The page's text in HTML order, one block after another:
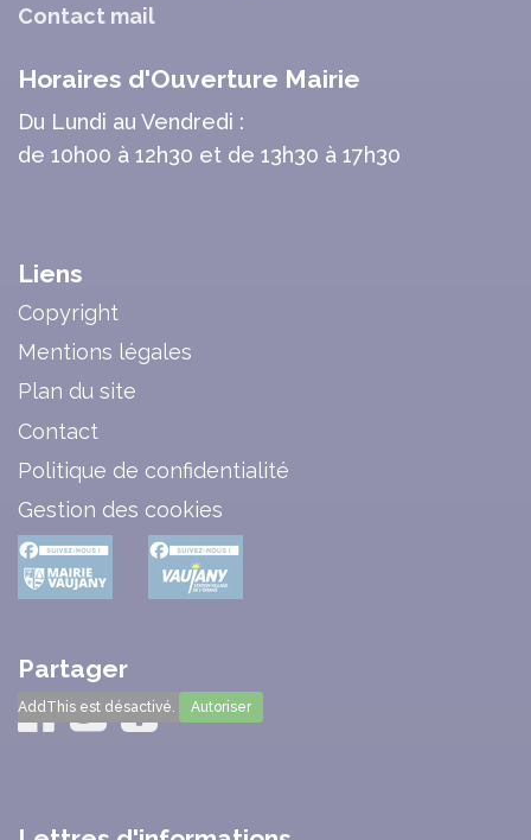
Contact mail
Horaires d'Ouverture Mairie
Du Lundi au Vendredi :
de 10h00 à 12h30 et de 13h30 à 17h30
Liens
Copyright
Mentions légales
Plan du site
Contact
Politique de confidentialité
Gestion des cookies
Partager
AddThis est désactivé. Autoriser